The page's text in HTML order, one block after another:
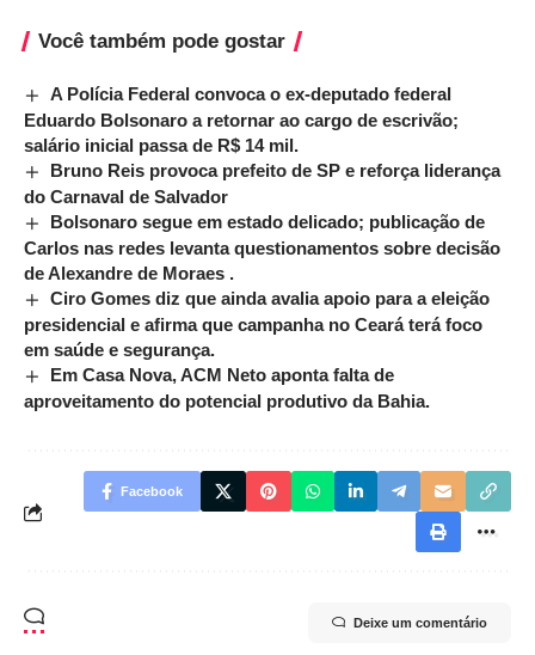
Você também pode gostar
A Polícia Federal convoca o ex-deputado federal
Eduardo Bolsonaro a retornar ao cargo de escrivão;
salário inicial passa de R$ 14 mil.
Bruno Reis provoca prefeito de SP e reforça liderança
do Carnaval de Salvador
Bolsonaro segue em estado delicado; publicação de
Carlos nas redes levanta questionamentos sobre decisão
de Alexandre de Moraes .
Ciro Gomes diz que ainda avalia apoio para a eleição
presidencial e afirma que campanha no Ceará terá foco
em saúde e segurança.
Em Casa Nova, ACM Neto aponta falta de
aproveitamento do potencial produtivo da Bahia.
Facebook
Deixe um comentário